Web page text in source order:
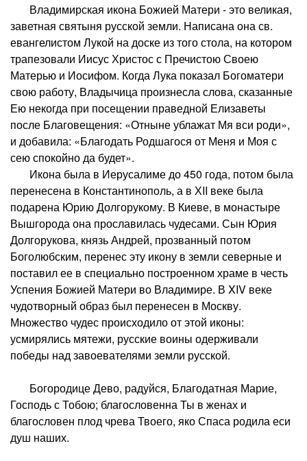
Владимирская икона Божией Матери - это великая,
заветная святыня русской земли. Написана она св.
евангелистом Лукой на доске из того стола, на котором
трапезовали Иисус Христос с Пречистою Своею
Матерью и Иосифом. Когда Лука показал Богоматери
свою работу, Владычица произнесла слова, сказанные
Ею некогда при посещении праведной Елизаветы
после Благовещения: «Отныне ублажат Мя вси роди»,
и добавила: «Благодать Родшагося от Меня и Моя с
сею спокойно да будет».
Икона была в Иерусалиме до 450 года, потом была
перенесена в Константинополь, а в ХII веке была
подарена Юрию Долгорукому. В Киеве, в монастыре
Вышгорода она прославилась чудесами. Сын Юрия
Долгорукова, князь Андрей, прозванный потом
Боголюбским, перенес эту икону в земли северные и
поставил ее в специально построенном храме в честь
Успения Божией Матери во Владимире. В XIV веке
чудотворный образ был перенесен в Москву.
Множество чудес происходило от этой иконы:
усмирялись мятежи, русские воины одерживали
победы над завоевателями земли русской.
Богородице Дево, радуйся, Благодатная Марие,
Господь с Тобою; благословенна Ты в женах и
благословен плод чрева Твоего, яко Спаса родила еси
душ наших.